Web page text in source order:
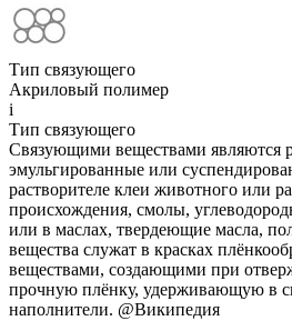
Тип связующего
Акриловый полимер
i
Тип связующего
Связующими веществами являются
эмульгированные или
растворителе клеи животного или
происхождения, смолы,
или в маслах, твердеющие масла,
вещества служат в красках
веществами, создающими при
прочную плёнку, удерживающую в
наполнители. @Википедия